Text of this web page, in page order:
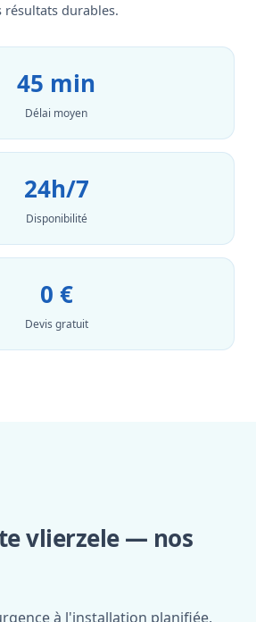
durables.
45 min
Délai moyen
24h/7
Disponibilité
0 €
Devis gratuit
vlierzele — nos
à l'installation planifiée,